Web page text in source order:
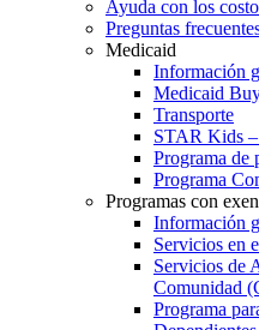
Ayuda con los
Preguntas
Medicaid
Información
Medicaid
Transporte
STAR Kids
Programa de
Programa
Programas con
Información
Servicios en
Servicios de
Comunidad
Programa